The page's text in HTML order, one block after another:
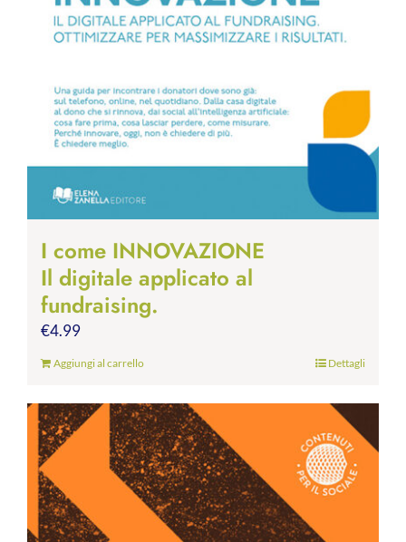
I come INNOVAZIONE
Il digitale applicato al
fundraising.
€4.99
Aggiungi al carrello Dettagli